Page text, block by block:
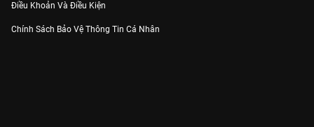
Điều Khoản Và Điều Kiện
Chính Sách Bảo Vệ Thông Tin Cá Nhân